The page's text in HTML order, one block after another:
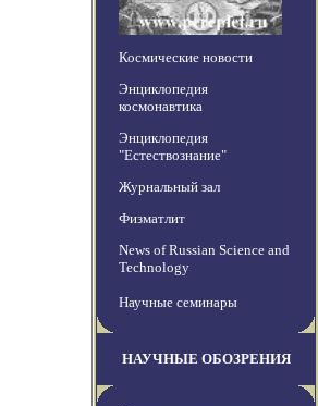
Космические новости
Энциклопедия
космонавтика
Энциклопедия
"Естествознание"
Журнальный зал
Физматлит
News of Russian Science and
Technology
Научные семинары
НАУЧНЫЕ ОБОЗРЕНИЯ